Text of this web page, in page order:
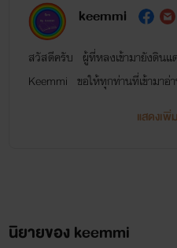
keemmi
สวัสดีครับ ผู้ที่หลงเข้ามายังดิน
Keemmi ขอให้ทุกท่านที่เข้ามาอ่
แสดงเพิ่
นิยายของ keemmi